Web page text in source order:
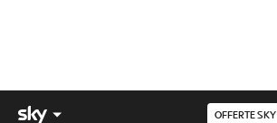
OFFERTE SKY